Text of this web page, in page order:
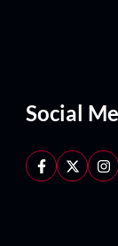
Social